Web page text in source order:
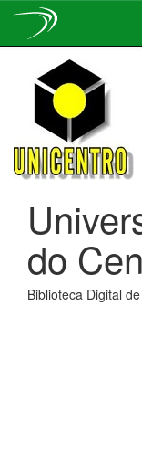
navigation
do
Biblioteca Digital